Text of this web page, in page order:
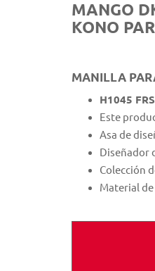
MANGO
KONO
MANILLA
H1045
Este
Asa de
Diseñador
Colección
Material de